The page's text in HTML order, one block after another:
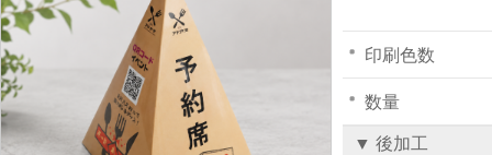
印刷色数
数量
▼ 後加工